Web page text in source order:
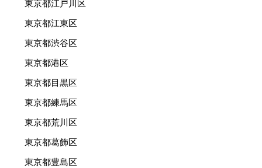
東京都江戸川区
東京都江東区
東京都渋谷区
東京都港区
東京都目黒区
東京都練馬区
東京都荒川区
東京都葛飾区
東京都豊島区